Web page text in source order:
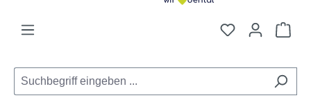
Du hast 0